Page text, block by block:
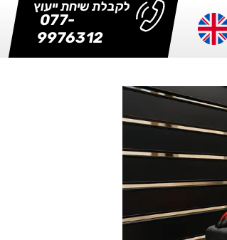
לקבלת שיחת ייעוץ
077-
9976312